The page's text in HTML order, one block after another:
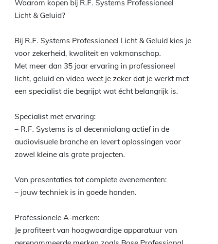
Waarom kopen bij R.F. Systems Professioneel
Licht & Geluid?
Bij R.F. Systems Professioneel Licht & Geluid kies je
voor zekerheid, kwaliteit en vakmanschap.
Met meer dan 35 jaar ervaring in professioneel
licht, geluid en video weet je zeker dat je werkt met
een specialist die begrijpt wat écht belangrijk is.
Specialist met ervaring:
– R.F. Systems is al decennialang actief in de
audiovisuele branche en levert oplossingen voor
zowel kleine als grote projecten.
Van presentaties tot complete evenementen:
– jouw techniek is in goede handen.
Professionele A-merken:
Je profiteert van hoogwaardige apparatuur van